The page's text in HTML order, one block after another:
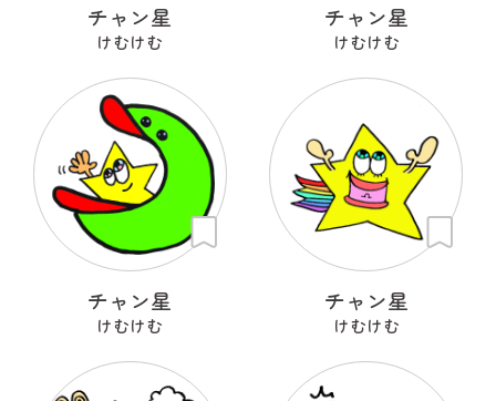
チャン星
けむけむ
チャン星
けむけむ
チャン星
けむけむ
チャン星
けむけむ